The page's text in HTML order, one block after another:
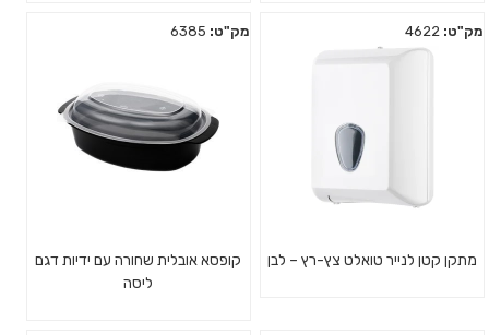
מק"ט:
מתקן קטן לנייר טואלט צץ-רץ – לבן
מק"ט:
קופסא אובלית שחורה עם ידיות דגם
ליסה